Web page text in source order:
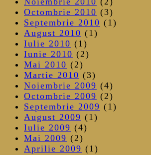
Octombrie 2010 (3)
Septembrie 2010 (1)
August 2010 (1)
Iulie 2010 (1)
Iunie 2010 (2)
Mai 2010 (2)
Martie 2010 (3)
Noiembrie 2009 (4)
Octombrie 2009 (2)
Septembrie 2009 (1)
August 2009 (1)
Iulie 2009 (4)
Mai 2009 (2)
Aprilie 2009 (1)